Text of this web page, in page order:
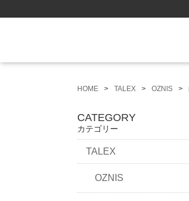
HOME TALEX OZNIS
CATEGORY
カテゴリー
TALEX
OZNIS